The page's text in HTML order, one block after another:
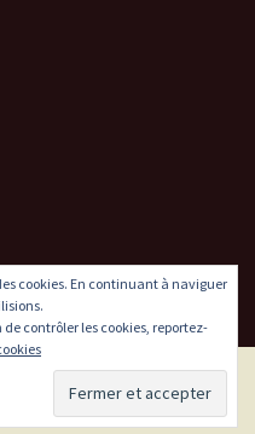
cookies. En continuant à naviguer
contrôler les cookies, reportez-